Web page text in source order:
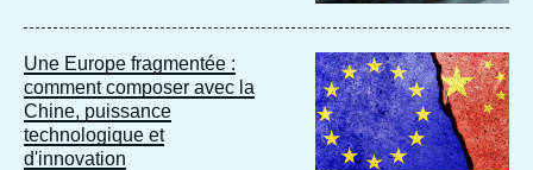
Une Europe fragmentée :
comment composer avec la
Chine, puissance
technologique et
d'innovation
Image
principale